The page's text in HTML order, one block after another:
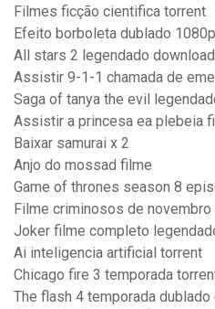
Filmes ficção cientifica torrent
Efeito borboleta dublado
All stars 2 legendado download
Assistir 9-1-1 chamada de
Saga of tanya the evil
Assistir a princesa ea plebeia
Baixar samurai x 2
Anjo do mossad filme
Game of thrones season 8
Filme criminosos de
Joker filme completo
Ai inteligencia artificial torrent
Chicago fire 3 temporada
The flash 4 temporada dublado